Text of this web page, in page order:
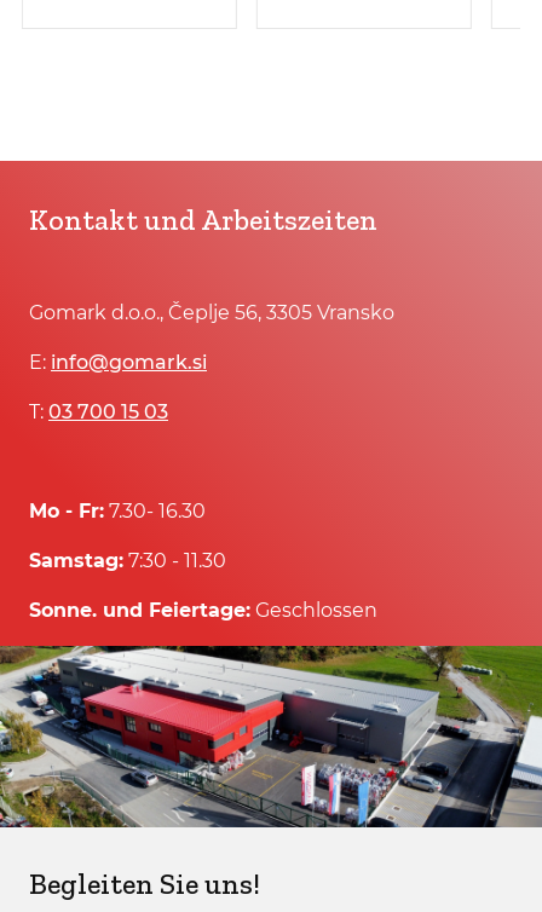
400V/5.5KW
400V/5.5 KW
Kontakt und Arbeitszeiten
Gomark d.o.o., Čeplje 56, 3305 Vransko
E: info@gomark.si
T: 03 700 15 03
Mo - Fr: 7.30- 16.30
Samstag: 7:30 - 11.30
Sonne. und Feiertage: Geschlossen
Begleiten Sie uns!